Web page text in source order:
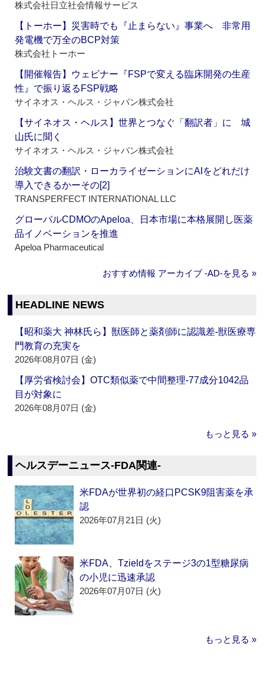
株式会社日立社会情報サービス
【トーホー】災害時でも『止まらない』事業へ 非常用
発電機で万全のBCP対策
株式会社トーホー
【開催報告】ウェビナー『FSPで変える臨床開発の生産
性』で振り返るFSP戦略
サイネオス・ヘルス・ジャパン株式会社
【サイネオス・ヘルス】世界とつなぐ「翻訳者」に 城
山氏に聞く
サイネオス・ヘルス・ジャパン株式会社
治験文書の翻訳・ローカライゼーションにAIをどれだけ
導入できるかーその[2]
TRANSPERFECT INTERNATIONAL LLC
グローバルCDMOのApeloa、日本市場に本格展開し医薬
品イノベーションを推進
Apeloa Pharmaceutical
おすすめ情報 アーカイブ ‐AD‐を見る »
HEADLINE NEWS
【昭和薬大 神林氏ら】獣医師と薬剤師に認識差‐獣医療専
門教育の充実を
2026年08月07日 (金)
【厚労省検討会】OTC類似薬で中間整理‐77成分1042品
目が対象に
2026年08月07日 (金)
もっと見る »
ヘルスデーニュース‐FDA関連‐
米FDAが世界初の経口PCSK9阻害薬を承
認
2026年07月21日 (火)
米FDA、Tzieldをステージ3の1型糖尿病
の小児に迅速承認
2026年07月07日 (火)
もっと見る »